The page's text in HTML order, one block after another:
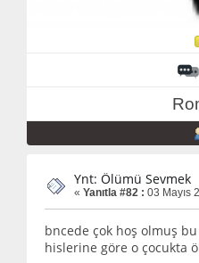
Ynt: Ölümü Sevmek
« Yanıtla #82 : 03 Mayıs
bncede çok hoş olmuş
hislerine göre o çocukta